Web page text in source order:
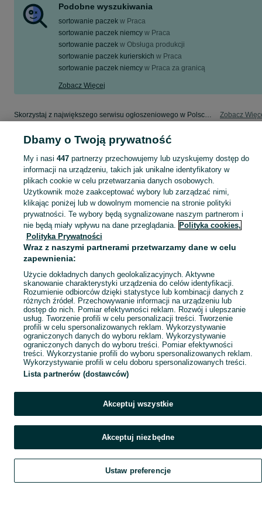
Podobne wyszukiwania
sortowanie paczek w Praca
sortowanie paczek niemcy w Praca
sortowanie paczek w Obsługa produkcji
sortowanie paczek kurierskich w Praca
sortowanie paczek niemcy w Praca za granicą
Zobacz Więcej
Skorzystaj z największego serwisu ogłoszeniowego w Polsce! sortowanie paczek - kupuj lub sprzedawaj jeszcze wygodniej w kategorii Prace magazynowe! Zobacz
Mapa kategorii
Mapa miejscowości
Mapa ministron
Popularne wyszukiwania
Szukaj Obserwujesz Dodaj Czat Konto
Dbamy o Twoją prywatność
My i nasi 447partnerzy przechowujemy lub uzyskujemy dostęp do
informacji na urządzeniu, takich jak unikalne identyfikatory w
plikach cookie w celu przetwarzania danych osobowych.
Użytkownik może zaakceptować wybory lub zarządzać nimi,
klikając poniżej lub w dowolnym momencie na stronie polityki
prywatności. Te wybory będą sygnalizowane naszym partnerom i
nie będą miały wpływu na dane przeglądania. Polityka cookies,
Polityka Prywatności
Wraz z naszymi partnerami przetwarzamy dane w celu
zapewnienia:
Użycie dokładnych danych geolokalizacyjnych. Aktywne
skanowanie charakterystyki urządzenia do celów identyfikacji.
Rozumienie odbiorców dzięki statystyce lub kombinacji danych z
różnych źródeł. Przechowywanie informacji na urządzeniu lub
dostęp do nich. Pomiar efektywności reklam. Rozwój i ulepszanie
usług. Tworzenie profili w celu personalizacji treści. Tworzenie
profili w celu spersonalizowanych reklam. Wykorzystywanie
ograniczonych danych do wyboru reklam. Wykorzystywanie
ograniczonych danych do wyboru treści. Pomiar efektywności
treści. Wykorzystanie profili do wyboru spersonalizowanych reklam.
Wykorzystywanie profili w celu doboru spersonalizowanych treści.
Lista partnerów (dostawców)
Akceptuj wszystkie
Akceptuj niezbędne
Ustaw preferencje